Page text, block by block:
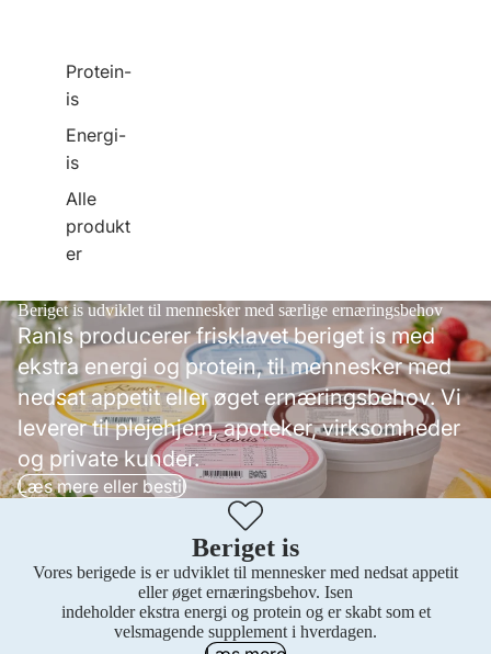
Protein-
is
Energi-
is
Alle
produkt
er
Beriget is udviklet til mennesker med særlige ernæringsbehov
Ranis producerer frisklavet beriget is med
ekstra energi og protein, til mennesker med
nedsat appetit eller øget ernæringsbehov. Vi
leverer til plejehjem, apoteker, virksomheder
og private kunder.
Læs mere eller bestil
Beriget is
Vores berigede is er udviklet til mennesker med nedsat appetit
eller øget ernæringsbehov. Isen
indeholder ekstra energi og protein og er skabt som et
velsmagende supplement i hverdagen.